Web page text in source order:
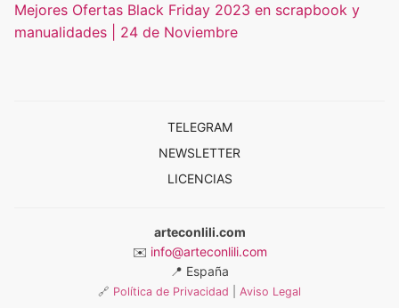
Mejores Ofertas Black Friday 2023 en scrapbook y
manualidades | 24 de Noviembre
TELEGRAM
NEWSLETTER
LICENCIAS
arteconlili.com
✉️ info@arteconlili.com
📍 España
🔗 Política de Privacidad Aviso Legal